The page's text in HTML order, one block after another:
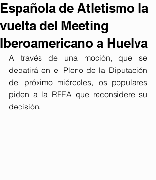
Española de Atletismo la
vuelta del Meeting
Iberoamericano a Huelva
A través de una moción, que se
debatirá en el Pleno de la Diputación
del próximo miércoles, los populares
piden a la RFEA que reconsidere su
decisión.